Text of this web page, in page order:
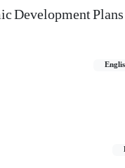
Development